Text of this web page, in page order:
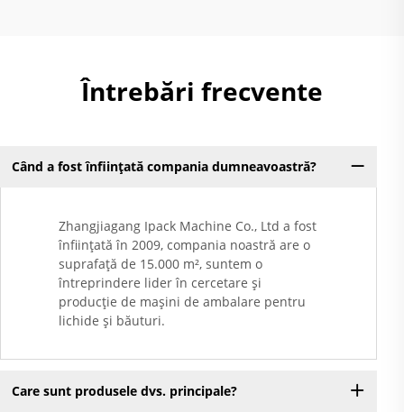
Întrebări frecvente
Când a fost înființată compania dumneavoastră?
Zhangjiagang Ipack Machine Co., Ltd a fost
înființată în 2009, compania noastră are o
suprafață de 15.000 m², suntem o
întreprindere lider în cercetare și
producție de mașini de ambalare pentru
lichide și băuturi.
Care sunt produsele dvs. principale?